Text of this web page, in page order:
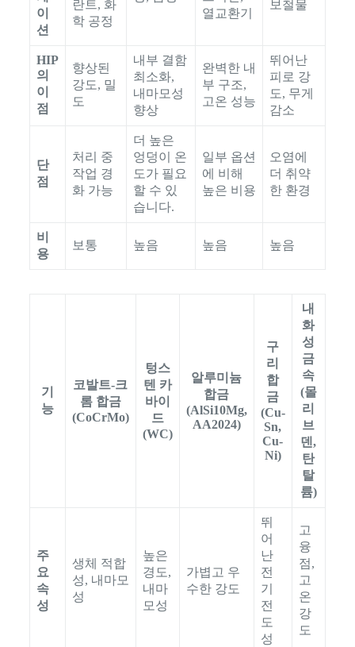
이
션
란트, 화
학 공정
열교환기
보철물
HIP
의
이
점
향상된
강도, 밀
도
내부 결함
최소화,
내마모성
향상
완벽한 내
부 구조,
고온 성능
뛰어난
피로 강
도, 무게
감소
단
점
처리 중
작업 경
화 가능
더 높은
엉덩이 온
도가 필요
할 수 있
습니다.
일부 옵션
에 비해
높은 비용
오염에
더 취약
한 환경
비
용
보통 높음 높음 높음
기
능
코발트-크
롬 합금
(CoCrMo)
텅스
텐 카
바이
드
(WC)
알루미늄
합금
(AlSi10Mg,
AA2024)
구
리
합
금
(Cu-
Sn,
Cu-
Ni)
내
화
성
금
속
(몰
리
브
덴,
탄
탈
륨)
주
요
속
성
생체 적합
성, 내마모
성
높은
경도,
내마
모성
가볍고 우
수한 강도
뛰
어
난
전
기
전
도
성
고
융
점,
고
온
강
도